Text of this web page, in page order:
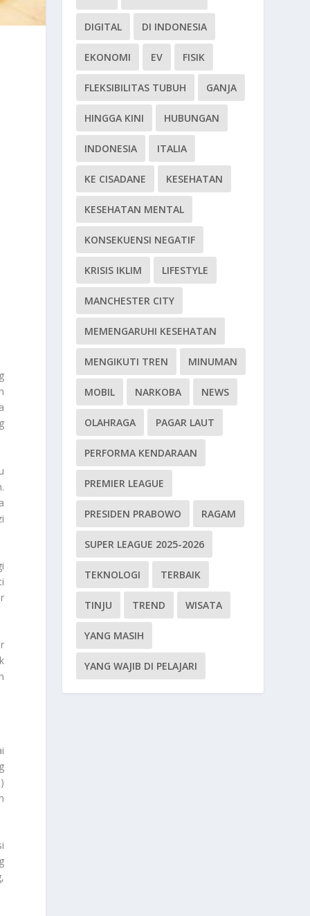
DIGITAL DI INDONESIA
EKONOMI EV FISIK
FLEKSIBILITAS TUBUH GANJA
HINGGA KINI HUBUNGAN
INDONESIA ITALIA
KE CISADANE KESEHATAN
KESEHATAN MENTAL
KONSEKUENSI NEGATIF
KRISIS IKLIM LIFESTYLE
MANCHESTER CITY
MEMENGARUHI KESEHATAN
MENGIKUTI TREN MINUMAN
MOBIL NARKOBA NEWS
OLAHRAGA PAGAR LAUT
PERFORMA KENDARAAN
PREMIER LEAGUE
PRESIDEN PRABOWO RAGAM
SUPER LEAGUE 2025-2026
TEKNOLOGI TERBAIK
TINJU TREND WISATA
YANG MASIH
YANG WAJIB DI PELAJARI